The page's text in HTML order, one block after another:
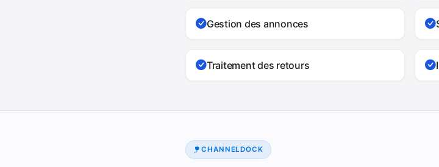
Gestion des annonces
Traitement des retours
CHANNELDOCK